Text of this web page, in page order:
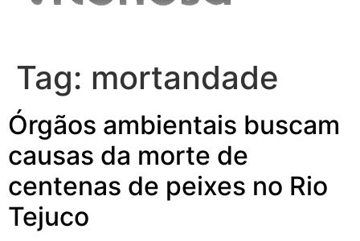
Tag: mortandade
Órgãos ambientais buscam
causas da morte de
centenas de peixes no Rio
Tejuco